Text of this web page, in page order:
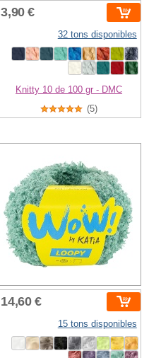
3,90 €
32 tons disponibles
Knitty 10 de 100 gr - DMC
(5)
14,60 €
15 tons disponibles